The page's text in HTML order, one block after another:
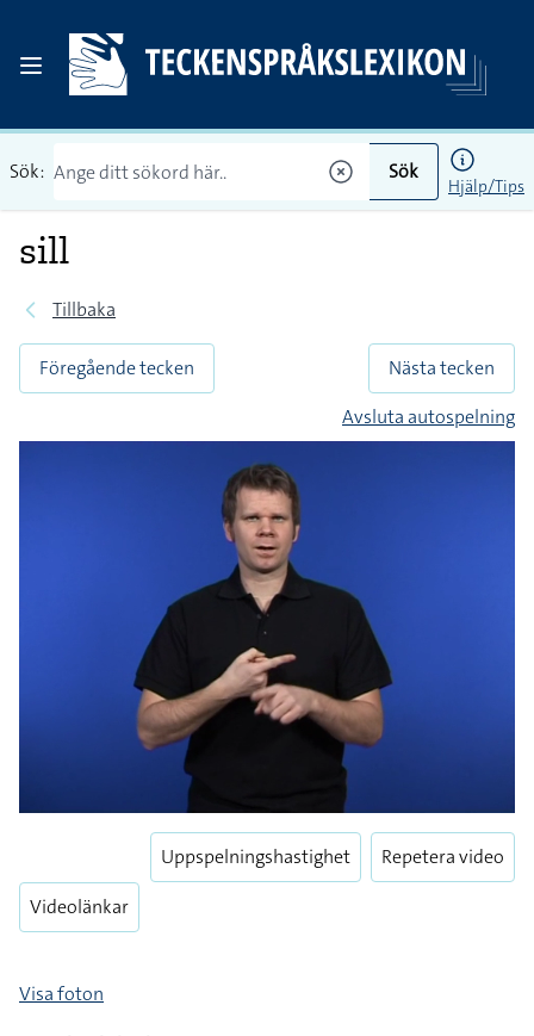
Sök: Sök
Hjälp/Tips
sill
Tillbaka
Föregående tecken
Nästa tecken
Avsluta autospelning
Videolänkar
Uppspelningshastighet Repetera video
Visa foton